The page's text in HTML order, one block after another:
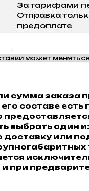
За тарифами
Отправка
предоплате
может
сумма заказа
составе есть
выбрать один
доставку или
при